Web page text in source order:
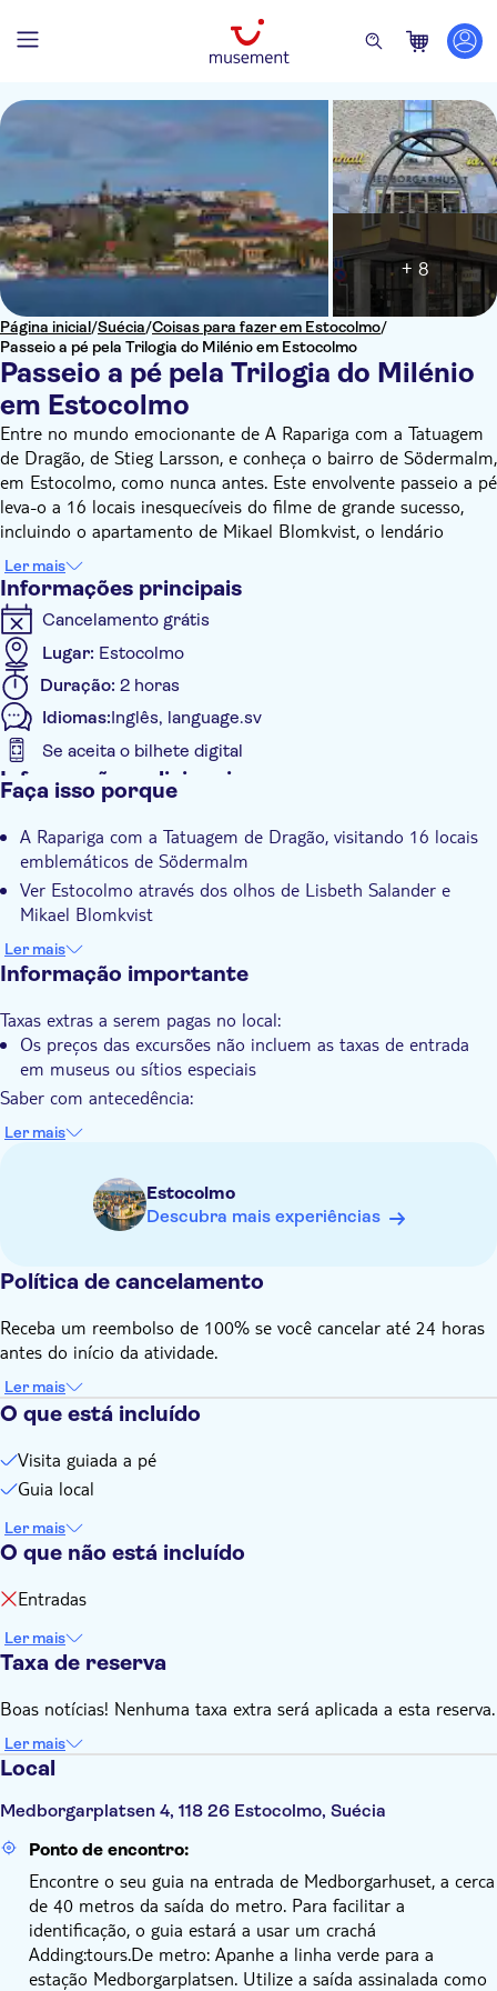
Página inicial/Suécia/Coisas para fazer em Estocolmo/
Passeio a pé pela Trilogia do Milénio em Estocolmo
Passeio a pé pela Trilogia do Milénio
em Estocolmo
+ 8
Entre no mundo emocionante de A Rapariga com a Tatuagem
de Dragão, de Stieg Larsson, e conheça o bairro de Södermalm,
em Estocolmo, como nunca antes. Este envolvente passeio a pé
leva-o a 16 locais inesquecíveis do filme de grande sucesso,
incluindo o apartamento de Mikael Blomkvist, o lendário
estúdio de tatuagens de Lisbeth Salander e os escritórios da
revista Millennium.
Imagine-se a tomar um café no café preferido de Blomkvist ou
a passear pelo luxuoso apartamento de Lisbeth, e muito mais.
Os simpáticos guias partilham histórias fascinantes, revelam os
locais preferidos de Stieg Larsson e desvendam jóias
escondidas que só os verdadeiros fãs conhecem.
A excursão termina com uma sentida homenagem no local de
descanso final de Stieg Larsson, um momento que não
esquecerá tão cedo. Perfeita para famílias, amigos e
aventureiros a solo, esta experiência foi concebida para todas
os passos das suas personagens favoritas e crie memórias que
durarão para toda a vida.
Ler mais
Informações principais
Cancelamento grátis
Lugar: Estocolmo
Duração: 2 horas
Idiomas:Inglês, language.sv
Se aceita o bilhete digital
Informações adicionais
Tour guiado
Faça isso porque
A Rapariga com a Tatuagem de Dragão, visitando 16 locais
emblemáticos de Södermalm
Ver Estocolmo através dos olhos de Lisbeth Salander e
Mikael Blomkvist
Vai para além do filme, com histórias internas e pormenores
escondidos que só os fãs conhecem
Stieg Larsson
Uma experiência imperdível em Estocolmo para fãs,
estreantes e exploradores curiosos
Ler mais
Informação importante
Taxas extras a serem pagas no local:
Os preços das excursões não incluem as taxas de entrada
em museus ou sítios especiais
Saber com antecedência:
As excursões funcionam em todas as condições climatéricas.
Por favor, vista-se adequadamente
Não se esqueça de trazer:
Usar calçado adequado para caminhar
Considere a possibilidade de trazer um guarda-chuva ou um
Ler mais
Estocolmo
Descubra mais experiências
Política de cancelamento
Receba um reembolso de 100% se você cancelar até 24 horas
antes do início da atividade.
Ler mais
O que está incluído
Visita guiada a pé
Guia local
Ler mais
O que não está incluído
Entradas
Ler mais
Taxa de reserva
Boas notícias! Nenhuma taxa extra será aplicada a esta reserva.
Ler mais
Local
Medborgarplatsen 4, 118 26 Estocolmo, Suécia
Ponto de encontro:
Encontre o seu guia na entrada de Medborgarhuset, a cerca
de 40 metros da saída do metro. Para facilitar a
identificação, o guia estará a usar um crachá
Adding:tours.De metro: Apanhe a linha verde para a
estação Medborgarplatsen. Utilize a saída assinalada como